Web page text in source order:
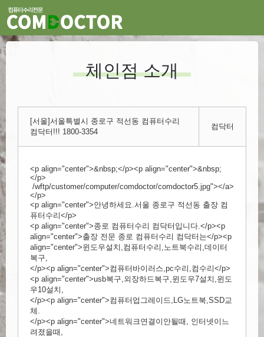
체인점 소개
[서울]서울특별시 종로구 적선동 컴퓨터수리
컴닥터!!! 1800-3354
컴닥터
<p align="center">&nbsp;</p><p align="center">&nbsp;
</p>
/wftp/customer/computer/comdoctor/comdoctor5.jpg"></a>
</p>
<p align="center">안녕하세요.서울 종로구 적선동 출장 컴
퓨터수리</p>
<p align="center">종로 컴퓨터수리 컴닥터입니다.</p><p
align="center">출장 전문 종로 컴퓨터수리 컴닥터는</p><p
align="center">윈도우설치,컴퓨터수리,노트북수리,데이터
복구,
</p><p align="center">컴퓨터바이러스,pc수리,컴수리</p>
<p align="center">usb복구,외장하드복구,윈도우7설치,윈도
우10설치,
</p><p align="center">컴퓨터업그레이드,LG노트북,SSD교
체.
</p><p align="center">네트워크연결이안될때, 인터넷이느
려졌을때,